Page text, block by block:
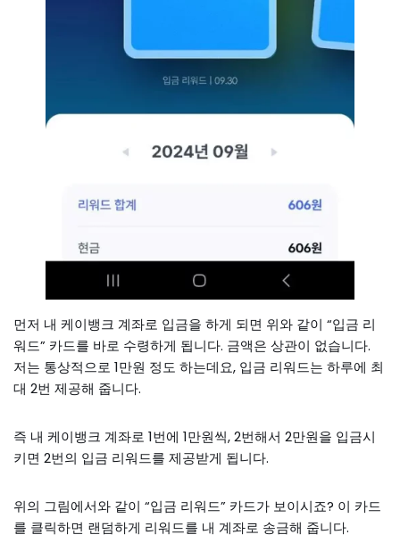
먼저 내 케이뱅크 계좌로 입금을 하게 되면 위와 같이 “입금 리
워드” 카드를 바로 수령하게 됩니다. 금액은 상관이 없습니다.
저는 통상적으로 1만원 정도 하는데요, 입금 리워드는 하루에 최
대 2번 제공해 줍니다.
즉 내 케이뱅크 계좌로 1번에 1만원씩, 2번해서 2만원을 입금시
키면 2번의 입금 리워드를 제공받게 됩니다.
위의 그림에서와 같이 “입금 리워드” 카드가 보이시죠? 이 카드
를 클릭하면 랜덤하게 리워드를 내 계좌로 송금해 줍니다.